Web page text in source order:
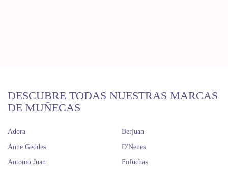
DESCUBRE TODAS NUESTRAS MARCAS
DE MUÑECAS
Adora
Anne Geddes
Antonio Juan
Berjuan
D'Nenes
Fofuchas